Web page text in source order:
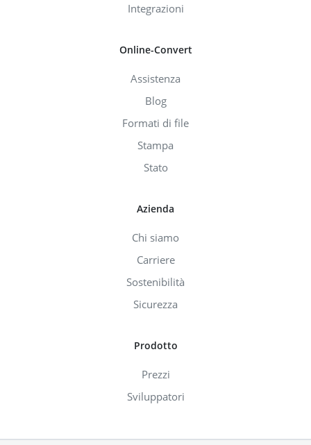
Integrazioni
Online-Convert
Assistenza
Blog
Formati di file
Stampa
Stato
Azienda
Chi siamo
Carriere
Sostenibilità
Sicurezza
Prodotto
Prezzi
Sviluppatori